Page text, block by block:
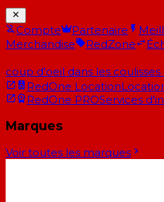
Compte Partenaire
Merchandise
RedZone
coup d'oeil dans les
RedOne Location
RedOne PROServices
Marques
Voir toutes les marques